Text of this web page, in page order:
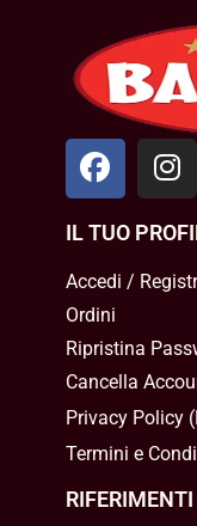
IL TUO
Accedi /
Ordini
Ripristina
Cancella
Privacy Policy(
Termini e
RIFERIMENTI